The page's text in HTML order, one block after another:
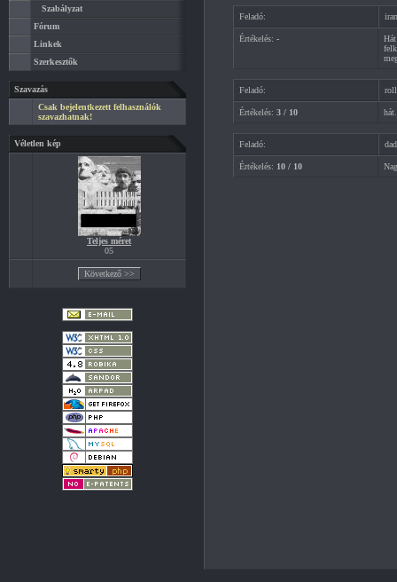
Szabályzat
Fórum
Linkek
Szerkesztők
Szavazás
Csak bejelentkezett felhasználók
szavazhatnak!
Véletlen kép
Teljes méret
05
Feladó:
Értékelés: -
Feladó:
Értékelés: 3 / 10
Feladó:
Értékelés: 10 / 10